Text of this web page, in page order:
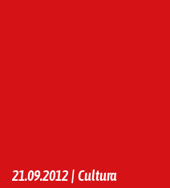
21.09.2012 | Cultura